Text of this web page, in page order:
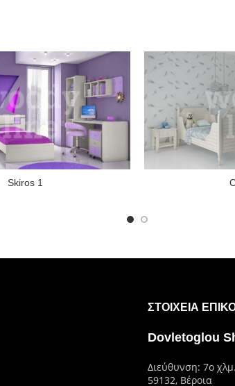
Skiros 1
ΣΤΟΙΧΕΊΑ
Dovletoglou
Διεύθυνση: 7ο
59132, Βέροια